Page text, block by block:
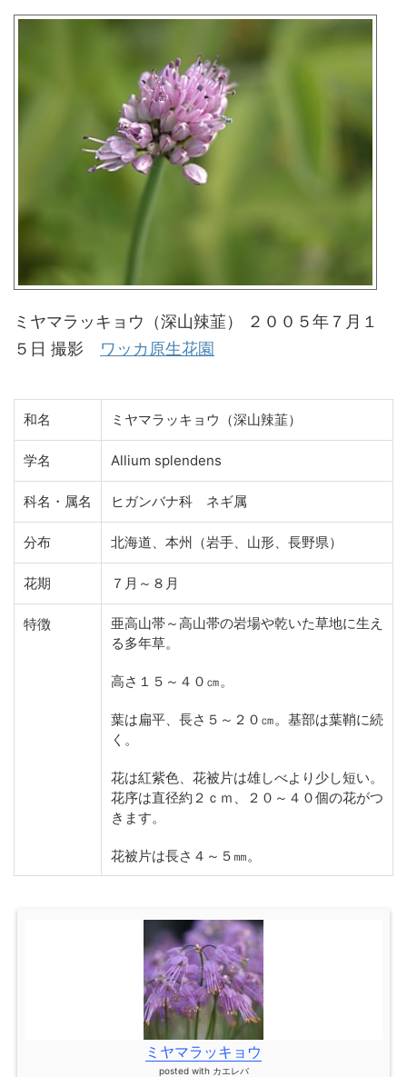
ミヤマラッキョウ（深山辣韮） ２００５年７月１
５日 撮影 ワッカ原生花園
和名 ミヤマラッキョウ（深山辣韮）
学名 Allium splendens
科名・属名 ヒガンバナ科 ネギ属
分布 北海道、本州（岩手、山形、長野県）
花期 ７月～８月
特徴
亜高山帯～高山帯の岩場や乾いた草地に生え
る多年草。
高さ１５～４０㎝。
葉は扁平、長さ５～２０㎝。基部は葉鞘に続
く。
花は紅紫色、花被片は雄しべより少し短い。
花序は直径約２ｃｍ、２０～４０個の花がつ
きます。
花被片は長さ４～５㎜。
ミヤマラッキョウ
posted with カエレバ